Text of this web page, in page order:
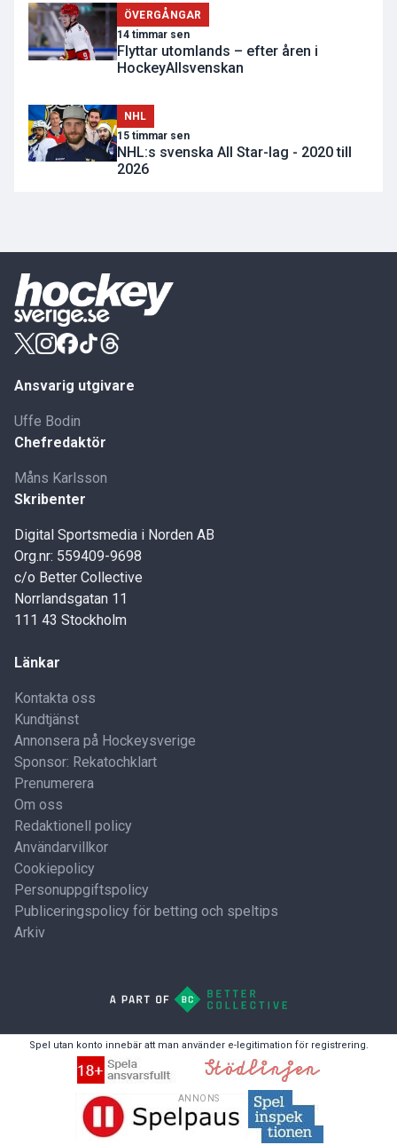
ÖVERGÅNGAR
14 timmar sen
Flyttar utomlands – efter åren i
HockeyAllsvenskan
NHL
15 timmar sen
NHL:s svenska All Star-lag - 2020 till
2026
ANNONS
Ansvarig utgivare
Uffe Bodin
Chefredaktör
Måns Karlsson
Skribenter
Digital Sportsmedia i Norden AB
Org.nr: 559409-9698
c/o Better Collective
Norrlandsgatan 11
111 43 Stockholm
Länkar
Kontakta oss
Kundtjänst
Annonsera på Hockeysverige
Sponsor: Rekatochklart
Prenumerera
Om oss
Redaktionell policy
Användarvillkor
Cookiepolicy
Personuppgiftspolicy
Publiceringspolicy för betting och speltips
Arkiv
Spel utan konto innebär att man använder e-legitimation för registrering.